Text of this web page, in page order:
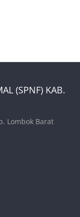
(SPNF) KAB.
Lombok Barat